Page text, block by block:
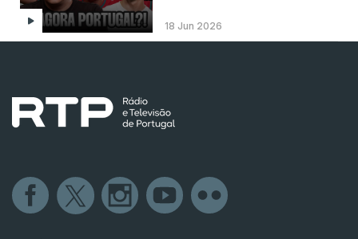
18 Jun 2026